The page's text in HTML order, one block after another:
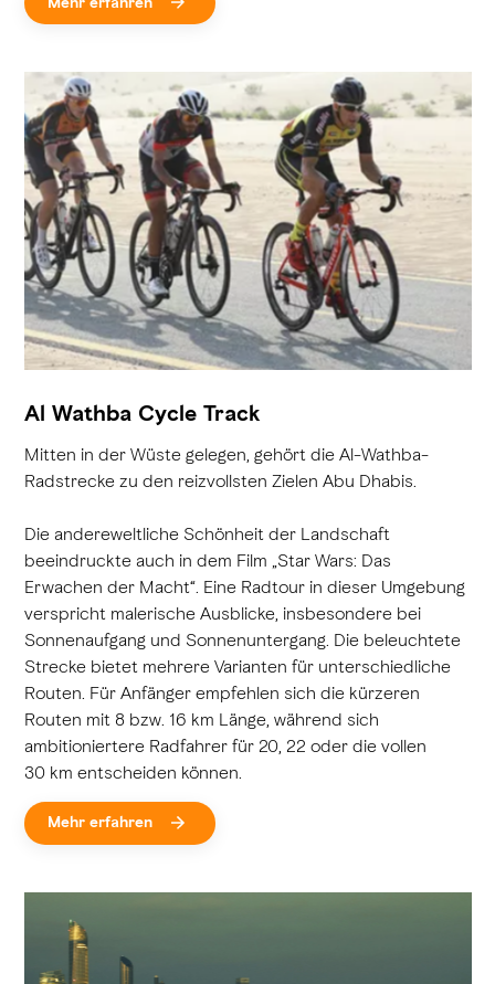
Al Wathba Cycle Track
Mitten in der Wüste gelegen, gehört die Al-Wathba-
Radstrecke zu den reizvollsten Zielen Abu Dhabis.
Die andereweltliche Schönheit der Landschaft
beeindruckte auch in dem Film „Star Wars: Das
Erwachen der Macht“. Eine Radtour in dieser Umgebung
verspricht malerische Ausblicke, insbesondere bei
Sonnenaufgang und Sonnenuntergang. Die beleuchtete
Strecke bietet mehrere Varianten für unterschiedliche
Routen. Für Anfänger empfehlen sich die kürzeren
Routen mit 8 bzw. 16 km Länge, während sich
ambitioniertere Radfahrer für 20, 22 oder die vollen
30 km entscheiden können.
Mehr erfahren